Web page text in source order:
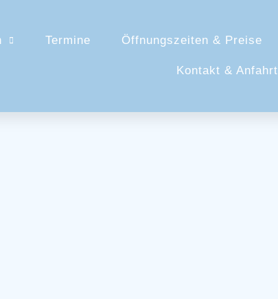
Termine Öffnungszeiten & Preise
Kontakt & Anfahrt